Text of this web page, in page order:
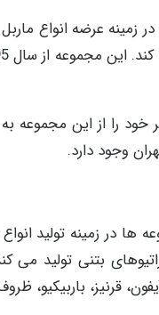
زمینه عرضه انواع
را از این مجموعه
وجود دارد.
ها در زمینه تولید
بتنی تولید می
قرنیز، باربیکیو،